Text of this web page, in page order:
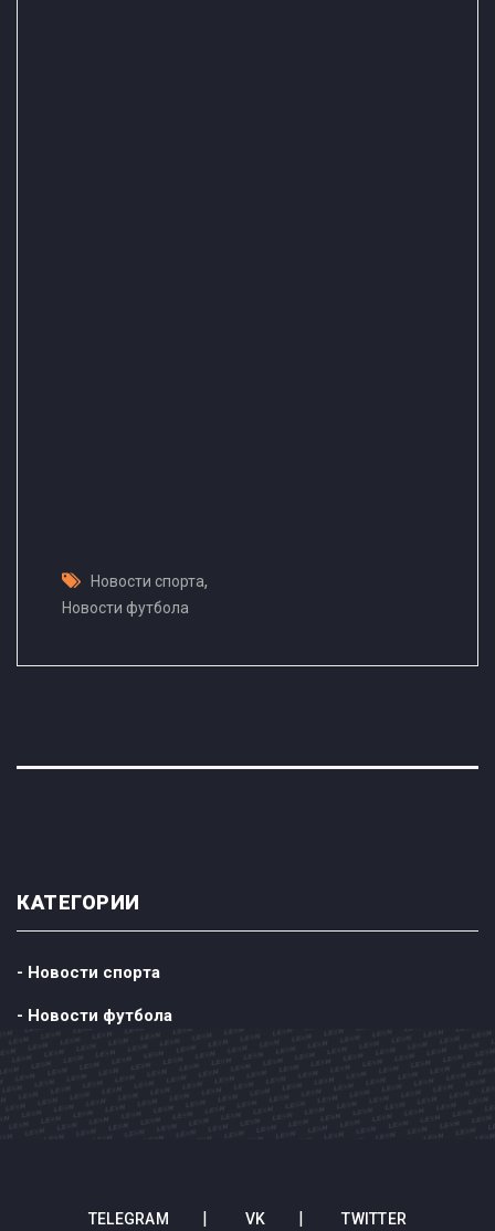
Новости спорта,
Новости футбола
КАТЕГОРИИ
- Новости спорта
- Новости футбола
TELEGRAM VK TWITTER